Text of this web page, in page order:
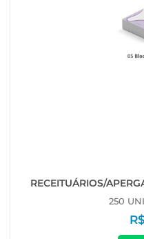
RECEITUÁRIOS/
250
R$